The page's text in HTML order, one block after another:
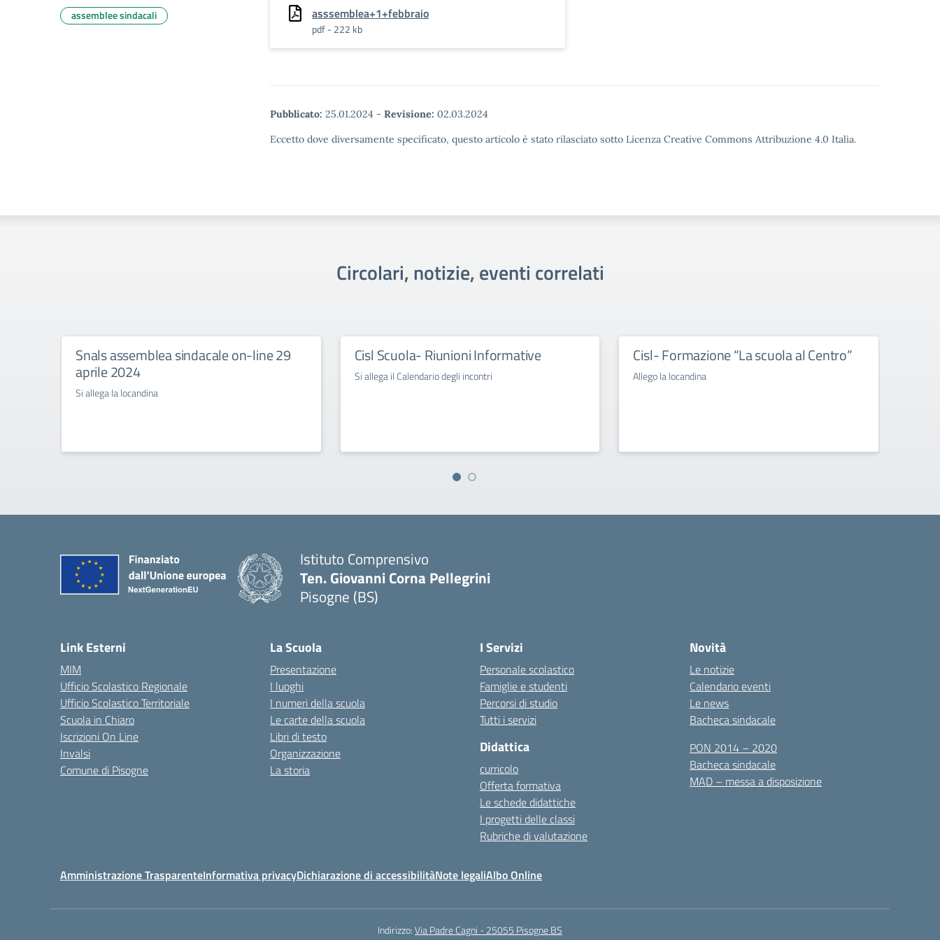
asssemblea+1+febbraio
pdf - 222 kb
Pubblicato: 25.01.2024 - Revisione: 02.03.2024
Eccetto dove diversamente specificato, questo articolo è stato rilasciato sotto Licenza Creative Commons Attribuzione 4.0 Italia.
assemblee sindacali
Circolari, notizie, eventi correlati
Snals assemblea sindacale on-line 29
aprile 2024
Si allega la locandina
Cisl Scuola- Riunioni Informative
Si allega il Calendario degli incontri
Cisl- Formazione “La scuola al Centro”
Allego la locandina
Istituto Comprensivo
Ten. Giovanni Corna Pellegrini
Pisogne (BS)
Link Esterni
MIM
Ufficio Scolastico Regionale
Ufficio Scolastico Territoriale
Scuola in Chiaro
Iscrizioni On Line
Invalsi
Comune di Pisogne
La Scuola
Presentazione
I luoghi
I numeri della scuola
Le carte della scuola
Libri di testo
Organizzazione
La storia
I Servizi
Personale scolastico
Famiglie e studenti
Percorsi di studio
Tutti i servizi
Didattica
curricolo
Offerta formativa
Le schede didattiche
I progetti delle classi
Rubriche di valutazione
Novità
Le notizie
Calendario eventi
Le news
Bacheca sindacale
PON 2014 – 2020
Bacheca sindacale
MAD – messa a disposizione
Amministrazione TrasparenteInformativa privacyDichiarazione di accessibilitàNote legaliAlbo Online
Indirizzo:Via Padre Cagni - 25055 Pisogne BS